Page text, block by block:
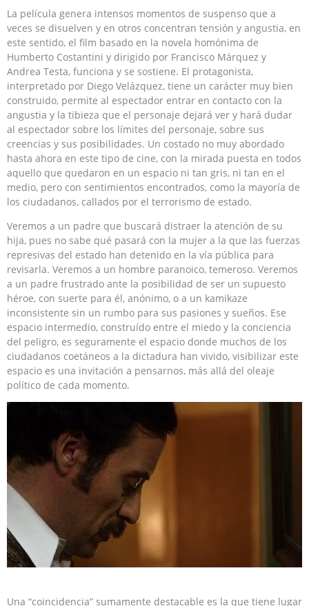
La película genera intensos momentos de suspenso que a
veces se disuelven y en otros concentran tensión y angustia, en
este sentido, el film basado en la novela homónima de
Humberto Costantini y dirigido por Francisco Márquez y
Andrea Testa, funciona y se sostiene. El protagonista,
interpretado por Diego Velázquez, tiene un carácter muy bien
construido, permite al espectador entrar en contacto con la
angustia y la tibieza que el personaje dejará ver y hará dudar
al espectador sobre los límites del personaje, sobre sus
creencias y sus posibilidades. Un costado no muy abordado
hasta ahora en este tipo de cine, con la mirada puesta en todos
aquello que quedaron en un espacio ni tan gris, ni tan en el
medio, pero con sentimientos encontrados, como la mayoría de
los ciudadanos, callados por el terrorismo de estado.
Veremos a un padre que buscará distraer la atención de su
hija, pues no sabe qué pasará con la mujer a la que las fuerzas
represivas del estado han detenido en la vía pública para
revisarla. Veremos a un hombre paranoico, temeroso. Veremos
a un padre frustrado ante la posibilidad de ser un supuesto
héroe, con suerte para él, anónimo, o a un kamikaze
inconsistente sin un rumbo para sus pasiones y sueños. Ese
espacio intermedio, construído entre el miedo y la conciencia
del peligro, es seguramente el espacio donde muchos de los
ciudadanos coetáneos a la dictadura han vivido, visibilizar este
espacio es una invitación a pensarnos, más allá del oleaje
político de cada momento.
Una “coincidencia” sumamente destacable es la que tiene lugar